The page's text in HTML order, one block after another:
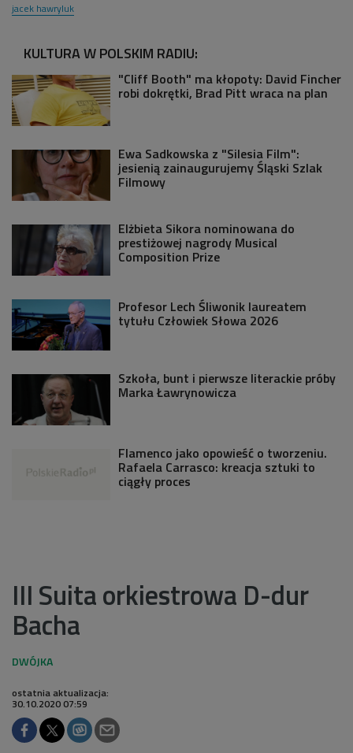
jacek hawryluk
KULTURA W POLSKIM RADIU:
"Cliff Booth" ma kłopoty: David Fincher
robi dokrętki, Brad Pitt wraca na plan
Ewa Sadkowska z "Silesia Film":
jesienią zainaugurujemy Śląski Szlak
Filmowy
Elżbieta Sikora nominowana do
prestiżowej nagrody Musical
Composition Prize
Profesor Lech Śliwonik laureatem
tytułu Człowiek Słowa 2026
Szkoła, bunt i pierwsze literackie próby
Marka Ławrynowicza
Flamenco jako opowieść o tworzeniu.
Rafaela Carrasco: kreacja sztuki to
ciągły proces
III Suita orkiestrowa D-dur
Bacha
ostatnia aktualizacja:
30.10.2020 07:59